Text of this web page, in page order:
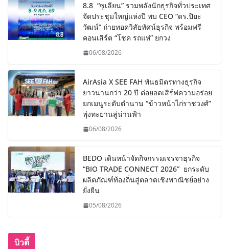
8.8 “ซูเลียน” รวมพลังนักธุรกิจทั่วประเทศ
จัดประชุมใหญ่แห่งปี พบ CEO “ดร.ปิยะ
วัฒน์” ถ่ายทอดวิสัยทัศน์ธุรกิจ พร้อมฟรี
คอนเสิร์ต “โชค รถแห่” ยกวง
06/08/2026
AirAsia X SEE FAH พันธมิตรทางธุรกิจ
ยาวนานกว่า 20 ปี ต่อยอดเสิร์ฟความอร่อย
ยกเมนูระดับตำนาน “ข้าวหน้าไก่ราชวงศ์”
พุ่งทะยานสู่น่านฟ้า
06/08/2026
BEDO เดินหน้าจัดกิจกรรมเจรจาธุรกิจ
“BIO TRADE CONNECT 2026” ยกระดับ
ผลิตภัณฑ์ท้องถิ่นสู่ตลาดเชิงพาณิชย์อย่าง
ยั่งยืน
05/08/2026
บิวตี้